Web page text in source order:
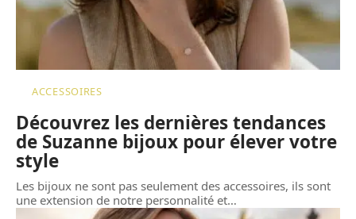
ACCESSOIRES
Découvrez les dernières tendances
de Suzanne bijoux pour élever votre
style
Les bijoux ne sont pas seulement des accessoires, ils sont
une extension de notre personnalité et…